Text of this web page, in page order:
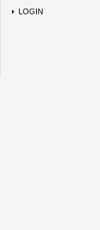
LOGIN